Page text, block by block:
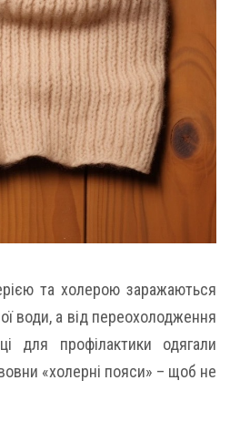
та холерою заражаються
води, а від переохолодження
для профілактики одягали
«холерні пояси» – щоб не